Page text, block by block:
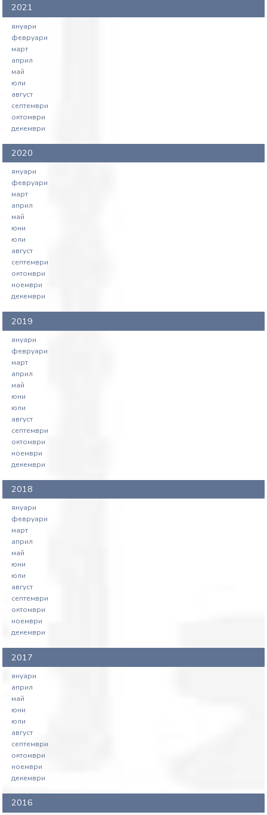
2021
януари
февруари
март
април
май
юли
август
септември
октомври
декември
2020
януари
февруари
март
април
май
юни
юли
август
септември
октомври
ноември
декември
2019
януари
февруари
март
април
май
юни
юли
август
септември
октомври
ноември
декември
2018
януари
февруари
март
април
май
юни
юли
август
септември
октомври
ноември
декември
2017
януари
април
май
юни
юли
август
септември
октомври
ноември
декември
2016